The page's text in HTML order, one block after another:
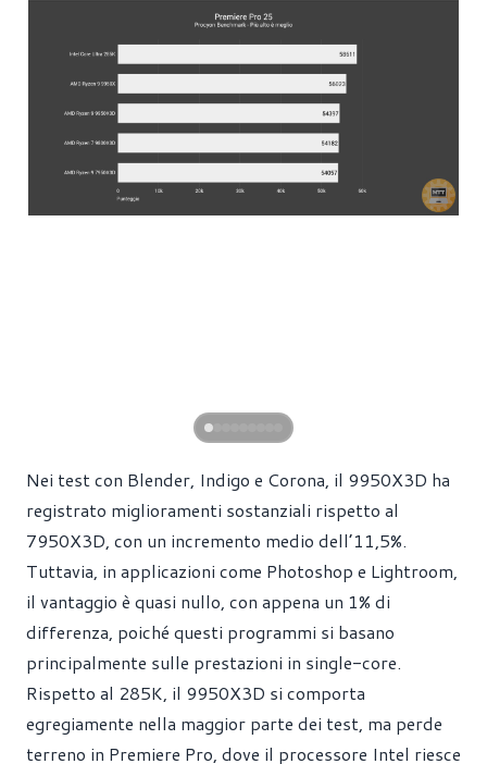
Nei test con Blender, Indigo e Corona, il 9950X3D ha
registrato miglioramenti sostanziali rispetto al
7950X3D, con un incremento medio dell’11,5%.
Tuttavia, in applicazioni come Photoshop e Lightroom,
il vantaggio è quasi nullo, con appena un 1% di
differenza, poiché questi programmi si basano
principalmente sulle prestazioni in single-core.
Rispetto al 285K, il 9950X3D si comporta
egregiamente nella maggior parte dei test, ma perde
terreno in Premiere Pro, dove il processore Intel riesce